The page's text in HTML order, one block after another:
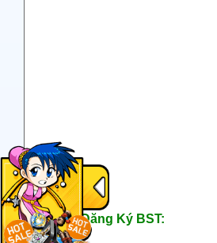
Đăng Ký BST: